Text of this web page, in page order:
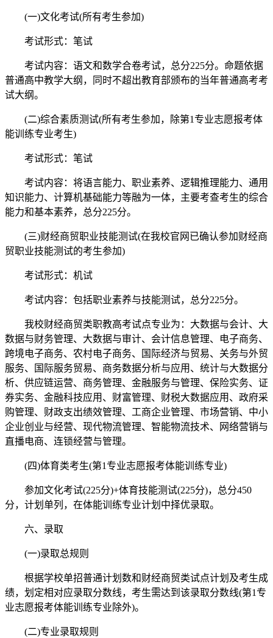
(一)文化考试(所有考生参加)
考试形式：笔试
考试内容：语文和数学合卷考试，总分225分。命题依据
普通高中教学大纲，同时不超出教育部颁布的当年普通高考考
试大纲。
(二)综合素质测试(所有考生参加，除第1专业志愿报考体
能训练专业考生)
考试形式：笔试
考试内容：将语言能力、职业素养、逻辑推理能力、通用
知识能力、计算机基础能力等融为一体，主要考查考生的综合
能力和基本素养，总分225分。
(三)财经商贸职业技能测试(在我校官网已确认参加财经商
贸职业技能测试的考生参加)
考试形式：机试
考试内容：包括职业素养与技能测试，总分225分。
我校财经商贸类职教高考试点专业为：大数据与会计、大
数据与财务管理、大数据与审计、会计信息管理、电子商务、
跨境电子商务、农村电子商务、国际经济与贸易、关务与外贸
服务、国际服务贸易、商务数据分析与应用、统计与大数据分
析、供应链运营、商务管理、金融服务与管理、保险实务、证
券实务、金融科技应用、财富管理、财税大数据应用、政府采
购管理、财政支出绩效管理、工商企业管理、市场营销、中小
企业创业与经营、现代物流管理、智能物流技术、网络营销与
直播电商、连锁经营与管理。
(四)体育类考生(第1专业志愿报考体能训练专业)
参加文化考试(225分)+体育技能测试(225分)，总分450
分，计划单列，在体能训练专业计划中择优录取。
六、录取
(一)录取总规则
根据学校单招普通计划数和财经商贸类试点计划及考生成
绩，划定相对应录取分数线，考生需达到该录取分数线(第1专
业志愿报考体能训练专业除外)。
(二)专业录取规则